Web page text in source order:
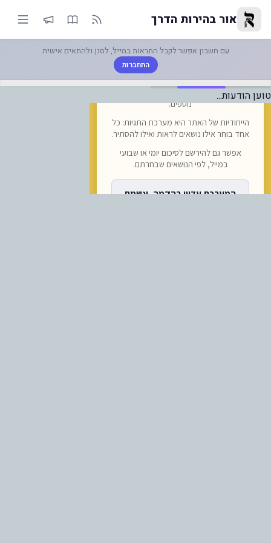
לקראת פתיחה אפשרית?
אור בהירות הדרך
עם חשבון אפשר לקבל התראות במייל, לסנן ולהתאים אישית
התחברות
טוען הודעות...